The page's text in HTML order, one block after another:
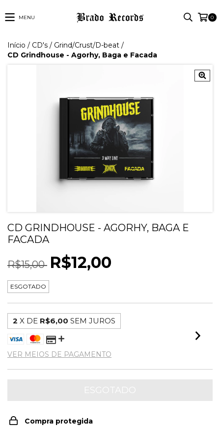
MENU 0
Início / CD's / Grind/Crust/D-beat /
CD Grindhouse - Agorhy, Baga e Facada
CD GRINDHOUSE - AGORHY, BAGA E
FACADA
R$15,00 R$12,00
ESGOTADO
2 X DE R$6,00 SEM JUROS
VER MEIOS DE PAGAMENTO
Compra protegida